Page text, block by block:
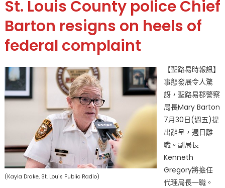
路
郡
警
察
Barton
辭
職
副
局
長
Kenneth
St. Louis County police Chief
Barton resigns on heels of
federal complaint
(Kayla Drake, St. Louis Public Radio)
【聖路易時報訊】
事態發展令人驚
訝，聖路易郡警察
局長Mary Barton
7月30日(週五)提
出辭呈，週日離
職。副局長
Kenneth
Gregory將擔任
代理局長一職。